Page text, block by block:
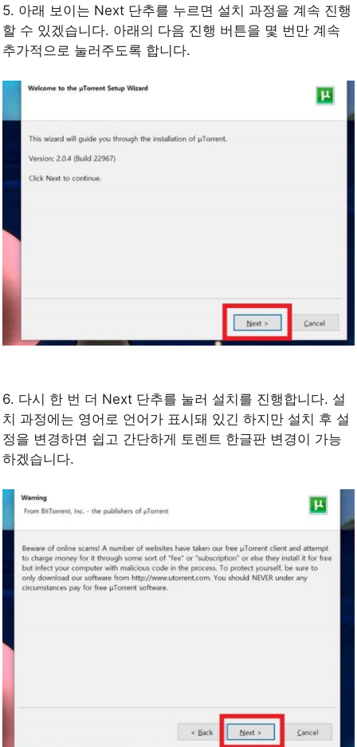
5. 아래 보이는 Next 단추를 누르면 설치 과정을 계속 진행
할 수 있겠습니다. 아래의 다음 진행 버튼을 몇 번만 계속
추가적으로 눌러주도록 합니다.
6. 다시 한 번 더 Next 단추를 눌러 설치를 진행합니다. 설
치 과정에는 영어로 언어가 표시돼 있긴 하지만 설치 후 설
정을 변경하면 쉽고 간단하게 토렌트 한글판 변경이 가능
하겠습니다.